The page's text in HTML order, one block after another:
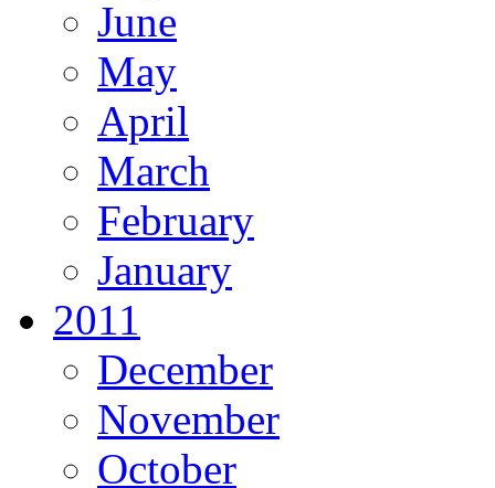
June
May
April
March
February
January
2011
December
November
October